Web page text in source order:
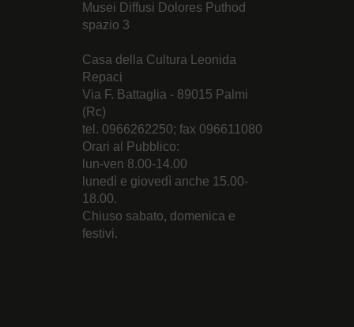
Musei Diffusi Dolores Puthod
spazio 3
Casa della Cultura Leonida
Repaci
Via F. Battaglia - 89015 Palmi
(Rc)
tel. 0966262250; fax 096611080
Orari al Pubblico:
lun-ven 8.00-14.00
lunedì e giovedì anche 15.00-
18.00.
Chiuso sabato, domenica e
festivi.